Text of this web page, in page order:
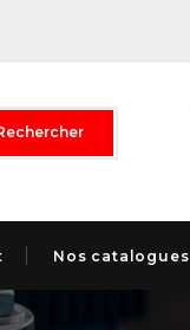
Nos catalogues